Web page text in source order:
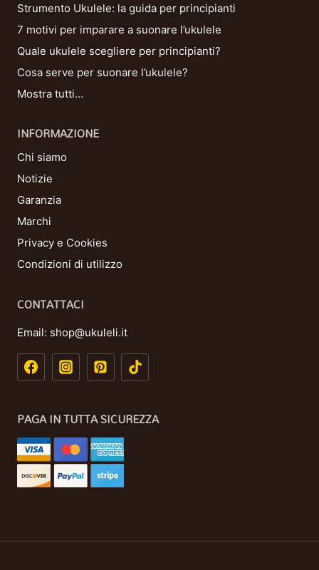
Strumento Ukulele: la guida per principianti
7 motivi per imparare a suonare l’ukulele
Quale ukulele scegliere per principianti?
Cosa serve per suonare l’ukulele?
Mostra tutti…
INFORMAZIONE
Chi siamo
Notizie
Garanzia
Marchi
Privacy e Cookies
Condizioni di utilizzo
CONTATTACI
Email: shop@ukuleli.it
PAGA IN TUTTA SICUREZZA